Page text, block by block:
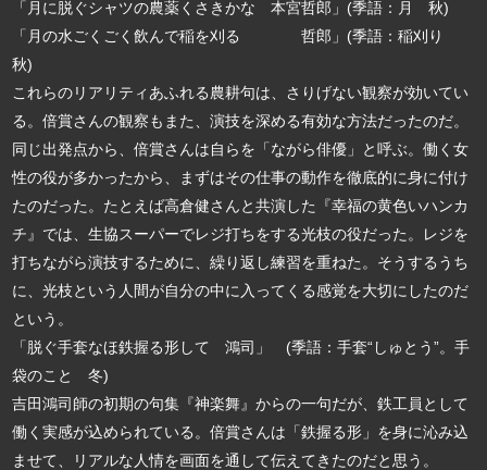
「月に脱ぐシャツの農薬くさきかな 本宮哲郎」(季語：月 秋)
「月の水ごくごく飲んで稲を刈る 哲郎」(季語：稲刈り
秋)
これらのリアリティあふれる農耕句は、さりげない観察が効いてい
る。倍賞さんの観察もまた、演技を深める有効な方法だったのだ。
同じ出発点から、倍賞さんは自らを「ながら俳優」と呼ぶ。働く女
性の役が多かったから、まずはその仕事の動作を徹底的に身に付け
たのだった。たとえば高倉健さんと共演した『幸福の黄色いハンカ
チ』では、生協スーパーでレジ打ちをする光枝の役だった。レジを
打ちながら演技するために、繰り返し練習を重ねた。そうするうち
に、光枝という人間が自分の中に入ってくる感覚を大切にしたのだ
という。
「脱ぐ手套なほ鉄握る形して 鴻司」 (季語：手套“しゅとう”。手
袋のこと 冬)
吉田鴻司師の初期の句集『神楽舞』からの一句だが、鉄工員として
働く実感が込められている。倍賞さんは「鉄握る形」を身に沁み込
ませて、リアルな人情を画面を通して伝えてきたのだと思う。